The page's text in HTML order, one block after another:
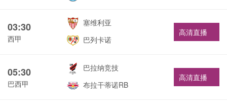
03:30
西甲
塞维利亚
巴列卡诺
高清直播
05:30
巴西甲
巴拉纳竞技
布拉干蒂诺RB
高清直播